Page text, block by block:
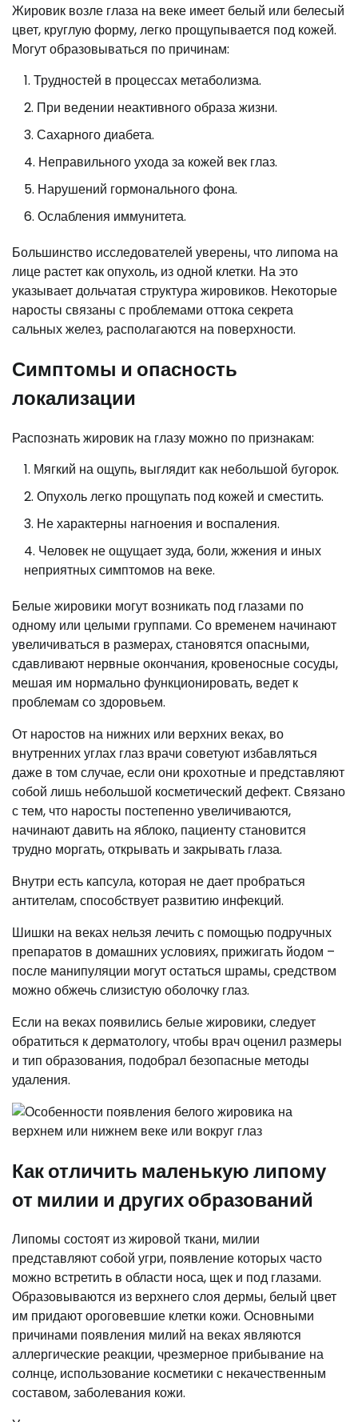
Жировик возле глаза на веке имеет белый или белесый
цвет, круглую форму, легко прощупывается под кожей.
Могут образовываться по причинам:
Трудностей в процессах метаболизма.
При ведении неактивного образа жизни.
Сахарного диабета.
Неправильного ухода за кожей век глаз.
Нарушений гормонального фона.
Ослабления иммунитета.
Большинство исследователей уверены, что липома на
лице растет как опухоль, из одной клетки. На это
указывает дольчатая структура жировиков. Некоторые
наросты связаны с проблемами оттока секрета
сальных желез, располагаются на поверхности.
Симптомы и опасность
локализации
Распознать жировик на глазу можно по признакам:
Мягкий на ощупь, выглядит как небольшой бугорок.
Опухоль легко прощупать под кожей и сместить.
Не характерны нагноения и воспаления.
Человек не ощущает зуда, боли, жжения и иных
неприятных симптомов на веке.
Белые жировики могут возникать под глазами по
одному или целыми группами. Со временем начинают
увеличиваться в размерах, становятся опасными,
сдавливают нервные окончания, кровеносные сосуды,
мешая им нормально функционировать, ведет к
проблемам со здоровьем.
От наростов на нижних или верхних веках, во
внутренних углах глаз врачи советуют избавляться
даже в том случае, если они крохотные и представляют
собой лишь небольшой косметический дефект. Связано
с тем, что наросты постепенно увеличиваются,
начинают давить на яблоко, пациенту становится
трудно моргать, открывать и закрывать глаза.
Внутри есть капсула, которая не дает пробраться
антителам, способствует развитию инфекций.
Шишки на веках нельзя лечить с помощью подручных
препаратов в домашних условиях, прижигать йодом –
после манипуляции могут остаться шрамы, средством
можно обжечь слизистую оболочку глаз.
Если на веках появились белые жировики, следует
обратиться к дерматологу, чтобы врач оценил размеры
и тип образования, подобрал безопасные методы
удаления.
Как отличить маленькую липому
от милии и других образований
Липомы состоят из жировой ткани, милии
представляют собой угри, появление которых часто
можно встретить в области носа, щек и под глазами.
Образовываются из верхнего слоя дермы, белый цвет
им придают ороговевшие клетки кожи. Основными
причинами появления милий на веках являются
аллергические реакции, чрезмерное прибывание на
солнце, использование косметики с некачественным
составом, заболевания кожи.